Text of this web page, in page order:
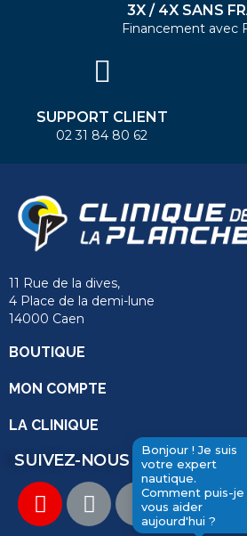
Bonjour ! Je suis
votre expert
nautique.
Comment puis-je
vous aider
aujourd'hui ?
3X / 4X SANS
Financement avec
SUPPORT CLIENT
02 31 84 80 62
11 Rue de la dives,
4 Place de la demi-lune
14000 Caen
BOUTIQUE
MON COMPTE
LA CLINIQUE
SUIVEZ-NOUS